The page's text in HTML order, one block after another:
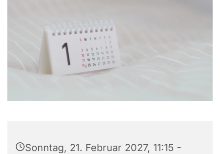
Sonntag, 21. Februar 2027, 11:15 -